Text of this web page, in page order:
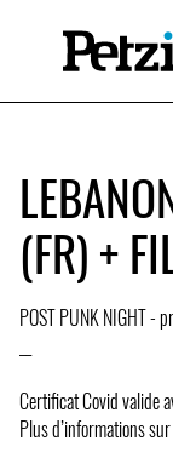
(FR) +
POST PUNK NIGHT -
Certificat Covid valide
Plus d’informations sur